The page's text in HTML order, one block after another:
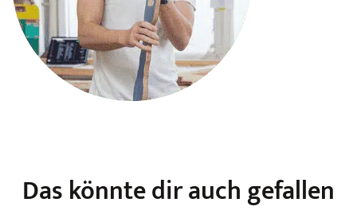
Das könnte dir auch gefallen